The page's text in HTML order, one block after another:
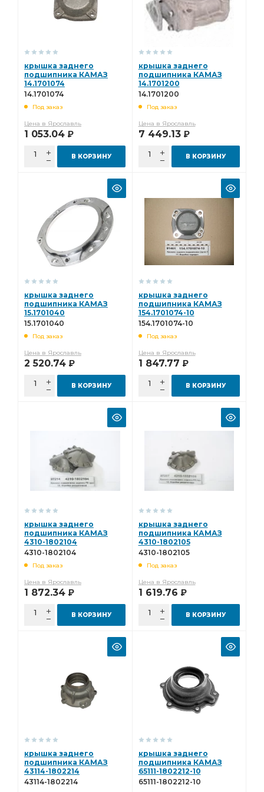
крышка заднего
подшипника КАМАЗ
14.1701074
14.1701074
Под заказ
Цена в Ярославль
1 053.04 Р
В КОРЗИНУ
крышка заднего
подшипника КАМАЗ
14.1701200
14.1701200
Под заказ
Цена в Ярославль
7 449.13 Р
В КОРЗИНУ
крышка заднего
подшипника КАМАЗ
15.1701040
15.1701040
Под заказ
Цена в Ярославль
2 520.74 Р
В КОРЗИНУ
крышка заднего
подшипника КАМАЗ
154.1701074-10
154.1701074-10
Под заказ
Цена в Ярославль
1 847.77 Р
В КОРЗИНУ
крышка заднего
подшипника КАМАЗ
4310-1802104
4310-1802104
Под заказ
Цена в Ярославль
1 872.34 Р
В КОРЗИНУ
крышка заднего
подшипника КАМАЗ
4310-1802105
4310-1802105
Под заказ
Цена в Ярославль
1 619.76 Р
В КОРЗИНУ
крышка заднего
подшипника КАМАЗ
43114-1802214
43114-1802214
крышка заднего
подшипника КАМАЗ
65111-1802212-10
65111-1802212-10